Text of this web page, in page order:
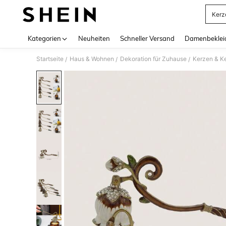
Kategorien Neuheiten Schneller Versand
Startseite / Haus & Wohnen / Dekoration für Zuhause / Kerzen &